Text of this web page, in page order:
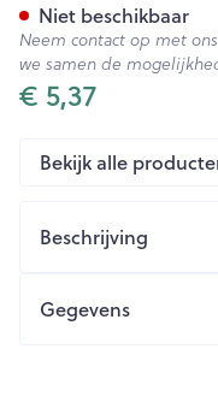
€ 5,37
Niet beschikbaar
Neem contact op met
we samen de
Bekijk alle
Beschrijving
Gegevens